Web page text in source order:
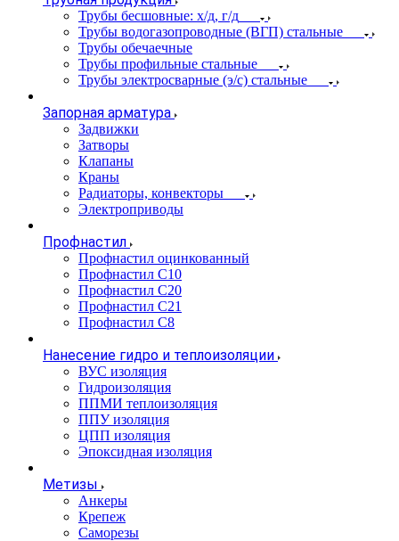
Трубы бесшовные: х/д, г/д
Трубы водогазопроводные (ВГП) стальные
Трубы обечаечные
Трубы профильные стальные
Трубы электросварные (э/с) стальные
Запорная арматура
Задвижки
Затворы
Клапаны
Краны
Радиаторы, конвекторы
Электроприводы
Профнастил
Профнастил оцинкованный
Профнастил С10
Профнастил С20
Профнастил С21
Профнастил С8
Нанесение гидро и теплоизоляции
ВУС изоляция
Гидроизоляция
ППМИ теплоизоляция
ППУ изоляция
ЦПП изоляция
Эпоксидная изоляция
Метизы
Анкеры
Крепеж
Саморезы